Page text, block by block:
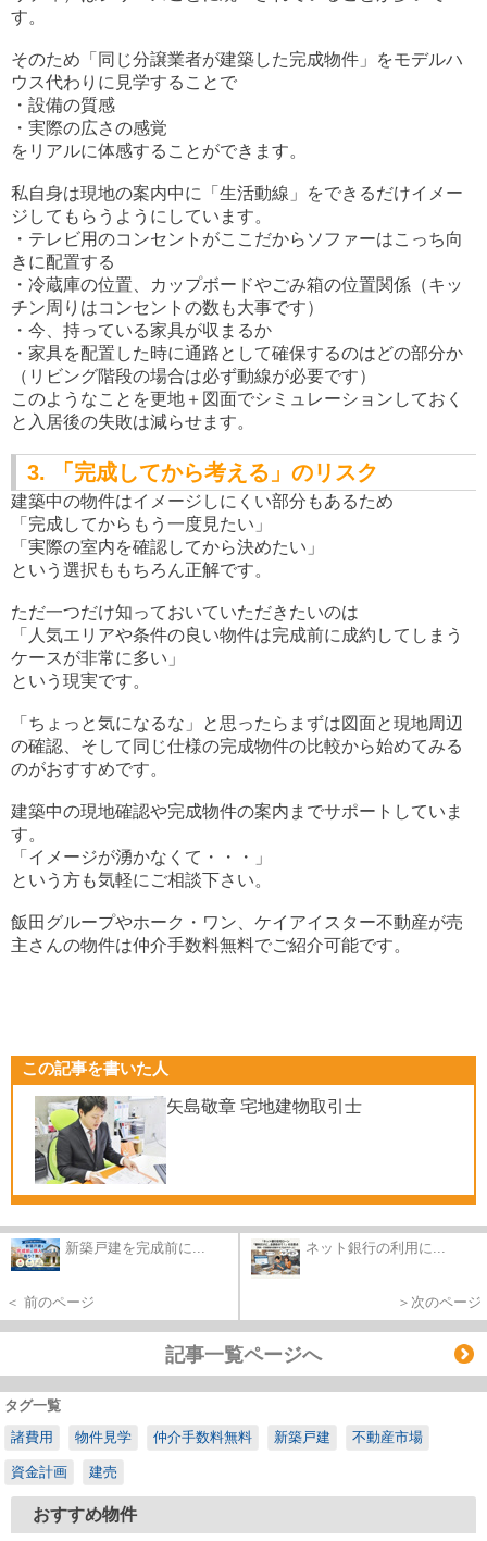
す。
そのため「同じ分譲業者が建築した完成物件」をモデルハ
ウス代わりに見学することで
・設備の質感
・実際の広さの感覚
をリアルに体感することができます。
私自身は現地の案内中に「生活動線」をできるだけイメー
ジしてもらうようにしています。
・テレビ用のコンセントがここだからソファーはこっち向
きに配置する
・冷蔵庫の位置、カップボードやごみ箱の位置関係（キッ
チン周りはコンセントの数も大事です）
・今、持っている家具が収まるか
・家具を配置した時に通路として確保するのはどの部分か
（リビング階段の場合は必ず動線が必要です）
このようなことを更地＋図面でシミュレーションしておく
と入居後の失敗は減らせます。
3. 「完成してから考える」のリスク
建築中の物件はイメージしにくい部分もあるため
「完成してからもう一度見たい」
「実際の室内を確認してから決めたい」
という選択ももちろん正解です。
ただ一つだけ知っておいていただきたいのは
「人気エリアや条件の良い物件は完成前に成約してしまう
ケースが非常に多い」
という現実です。
「ちょっと気になるな」と思ったらまずは図面と現地周辺
の確認、そして同じ仕様の完成物件の比較から始めてみる
のがおすすめです。
建築中の現地確認や完成物件の案内までサポートしていま
す。
「イメージが湧かなくて・・・」
という方も気軽にご相談下さい。
飯田グループやホーク・ワン、ケイアイスター不動産が売
主さんの物件は仲介手数料無料でご紹介可能です。
この記事を書いた人
矢島敬章 宅地建物取引士
新築戸建を完成前に...
＜ 前のページ
ネット銀行の利用に...
＞次のページ
記事一覧ページへ
タグ一覧
諸費用
物件見学 仲介手数料無料 新築戸建 不動産市場
資金計画 建売
おすすめ物件